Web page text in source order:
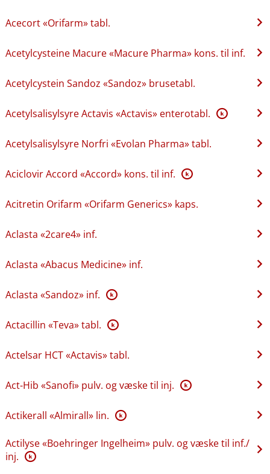
Acecort «Orifarm» tabl.
Acetylcysteine Macure «Macure Pharma» kons. til inf.
Acetylcystein Sandoz «Sandoz» brusetabl.
Acetylsalisylsyre Actavis «Actavis» enterotabl. K
Acetylsalisylsyre Norfri «Evolan Pharma» tabl.
Aciclovir Accord «Accord» kons. til inf. K
Acitretin Orifarm «Orifarm Generics» kaps.
Aclasta «2care4» inf.
Aclasta «Abacus Medicine» inf.
Aclasta «Sandoz» inf. K
Actacillin «Teva» tabl. K
Actelsar HCT «Actavis» tabl.
Act-Hib «Sanofi» pulv. og væske til inj. K
Actikerall «Almirall» lin. K
Actilyse «Boehringer Ingelheim» pulv. og væske til inf.​/​
inj. K